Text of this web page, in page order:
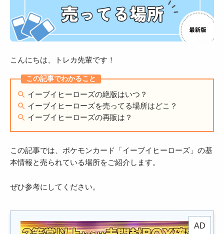
こんにちは、トレカ先輩です！
イーブイヒーローズの絶版はいつ？
イーブイヒーローズを売ってる場所はどこ？
イーブイヒーローズの再販は？
この記事では、ポケモンカード「イーブイヒーローズ」の基
本情報と売られている場所をご紹介します。
ぜひ参考にしてください。